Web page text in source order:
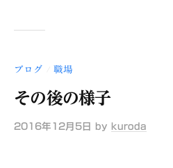
ブログ 職場
その後の様子
2016年12月5日 by kuroda